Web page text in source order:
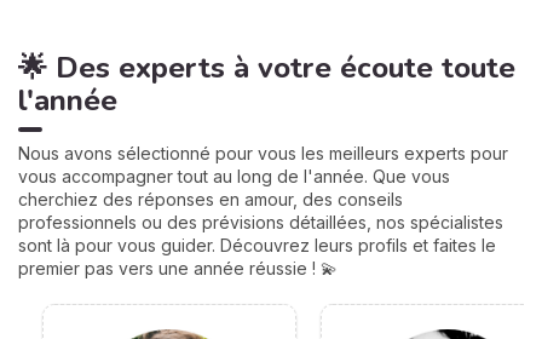
🌟 Des experts à votre écoute toute
l'année
Nous avons sélectionné pour vous les meilleurs experts pour
vous accompagner tout au long de l'année. Que vous
cherchiez des réponses en amour, des conseils
professionnels ou des prévisions détaillées, nos spécialistes
sont là pour vous guider. Découvrez leurs profils et faites le
premier pas vers une année réussie ! 💫